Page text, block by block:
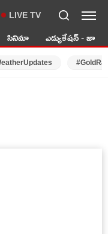
LIVE TV
సినిమా ఎడ్యుకేషన్ - జాబ్స్